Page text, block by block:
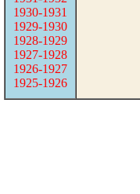
1930-1931
1929-1930
1928-1929
1927-1928
1926-1927
1925-1926